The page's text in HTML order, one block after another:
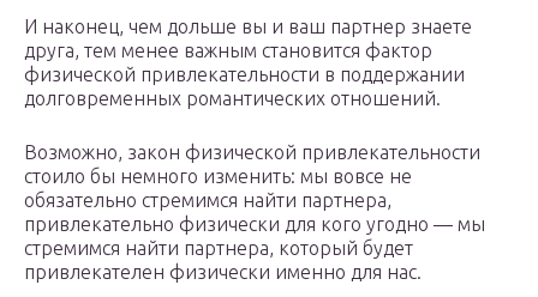
И наконец, чем дольше вы и ваш партнер знаете
друга, тем менее важным становится фактор
физической привлекательности в поддержании
долговременных романтических отношений.
Возможно, закон физической привлекательности
стоило бы немного изменить: мы вовсе не
обязательно стремимся найти партнера,
привлекательно физически для кого угодно — мы
стремимся найти партнера, который будет
привлекателен физически именно для нас.